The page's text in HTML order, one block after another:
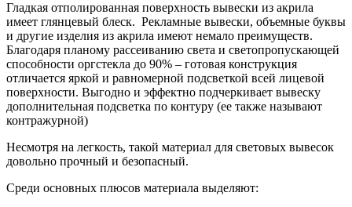
Гладкая отполированная поверхность вывески из акрила
имеет глянцевый блеск. Рекламные вывески, объемные буквы
и другие изделия из акрила имеют немало преимуществ.
Благодаря планому рассеиванию света и светопропускающей
способности оргстекла до 90% – готовая конструкция
отличается яркой и равномерной подсветкой всей лицевой
поверхности. Выгодно и эффектно подчеркивает вывеску
дополнительная подсветка по контуру (ее также называют
контражурной)
Несмотря на легкость, такой материал для световых вывесок
довольно прочный и безопасный.
Среди основных плюсов материала выделяют: